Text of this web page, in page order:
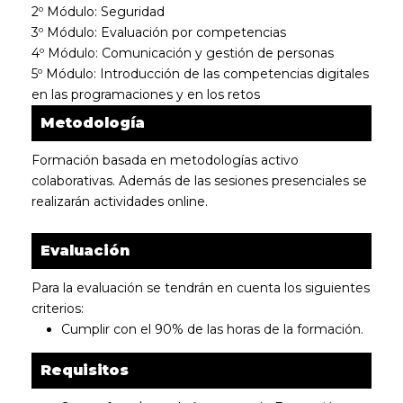
2º Módulo: Seguridad
3º Módulo: Evaluación por competencias
4º Módulo: Comunicación y gestión de personas
5º Módulo: Introducción de las competencias digitales
en las programaciones y en los retos
Metodología
Formación basada en metodologías activo
colaborativas. Además de las sesiones presenciales se
realizarán actividades online.
Evaluación
Para la evaluación se tendrán en cuenta los siguientes
criterios:
Cumplir con el 90% de las horas de la formación.
Requisitos